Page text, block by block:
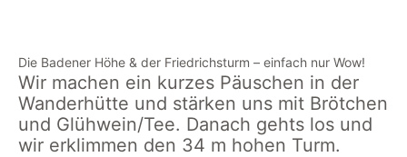
Die Badener Höhe & der Friedrichsturm – einfach nur Wow!
Wir machen ein kurzes Päuschen in der
Wanderhütte und stärken uns mit Brötchen
und Glühwein/Tee. Danach gehts los und
wir erklimmen den 34 m hohen Turm.